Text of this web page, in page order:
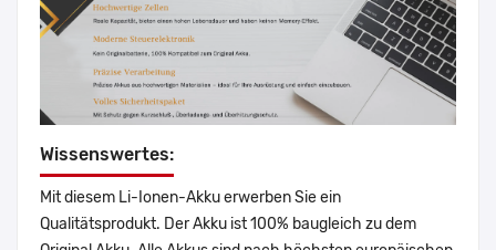
Wissenswertes:
Mit diesem Li-Ionen-Akku erwerben Sie ein
Qualitätsprodukt. Der Akku ist 100% baugleich zu dem